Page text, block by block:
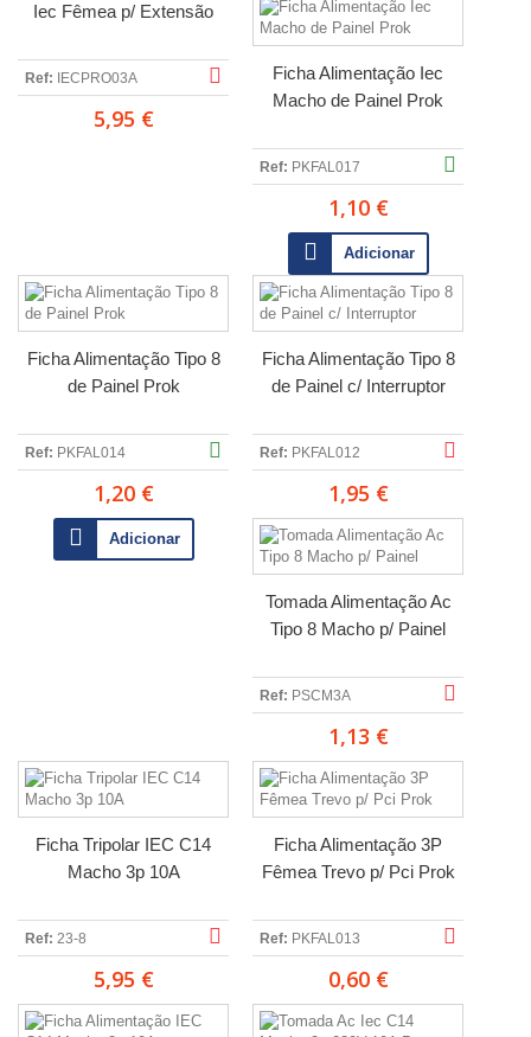
Iec Fêmea p/ Extensão
Ref: IECPRO03A
5,95 €
Ficha Alimentação Iec
Macho de Painel Prok
Ref: PKFAL017
1,10 €
Adicionar
Ficha Alimentação Tipo 8
de Painel Prok
Ref: PKFAL014
1,20 €
Adicionar
Ficha Alimentação Tipo 8
de Painel c/ Interruptor
Ref: PKFAL012
1,95 €
Tomada Alimentação Ac
Tipo 8 Macho p/ Painel
Ref: PSCM3A
1,13 €
Ficha Tripolar IEC C14
Macho 3p 10A
Ref: 23-8
5,95 €
Ficha Alimentação 3P
Fêmea Trevo p/ Pci Prok
Ref: PKFAL013
0,60 €